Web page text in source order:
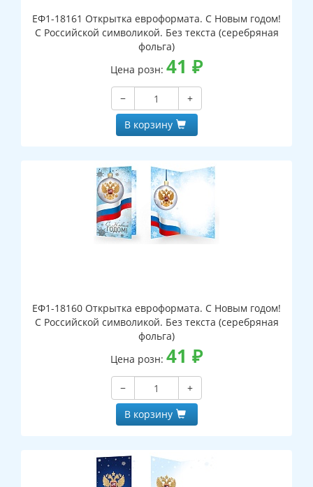
ЕФ1-18161 Открытка евроформата. С Новым годом!
С Российской символикой. Без текста (серебряная
фольга)
Цена розн: 41 ₽
−
+
В корзину
ЕФ1-18160 Открытка евроформата. С Новым годом!
С Российской символикой. Без текста (серебряная
фольга)
Цена розн: 41 ₽
−
+
В корзину